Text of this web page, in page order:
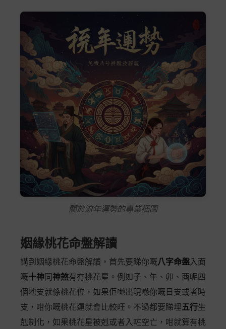
關於流年運勢的專業插圖
姻緣桃花命盤解讀
講到姻緣桃花命盤解讀，首先要睇你嘅八字命盤入面
嘅十神 同 神煞有冇桃花星。例如子、午、卯、酉呢四
個地支就係桃花位，如果佢哋出現喺你嘅日支或者時
支，咁你嘅桃花運就會比較旺。不過都要睇埋五行生
剋制化，如果桃花星被剋或者入咗空亡，咁就算有桃